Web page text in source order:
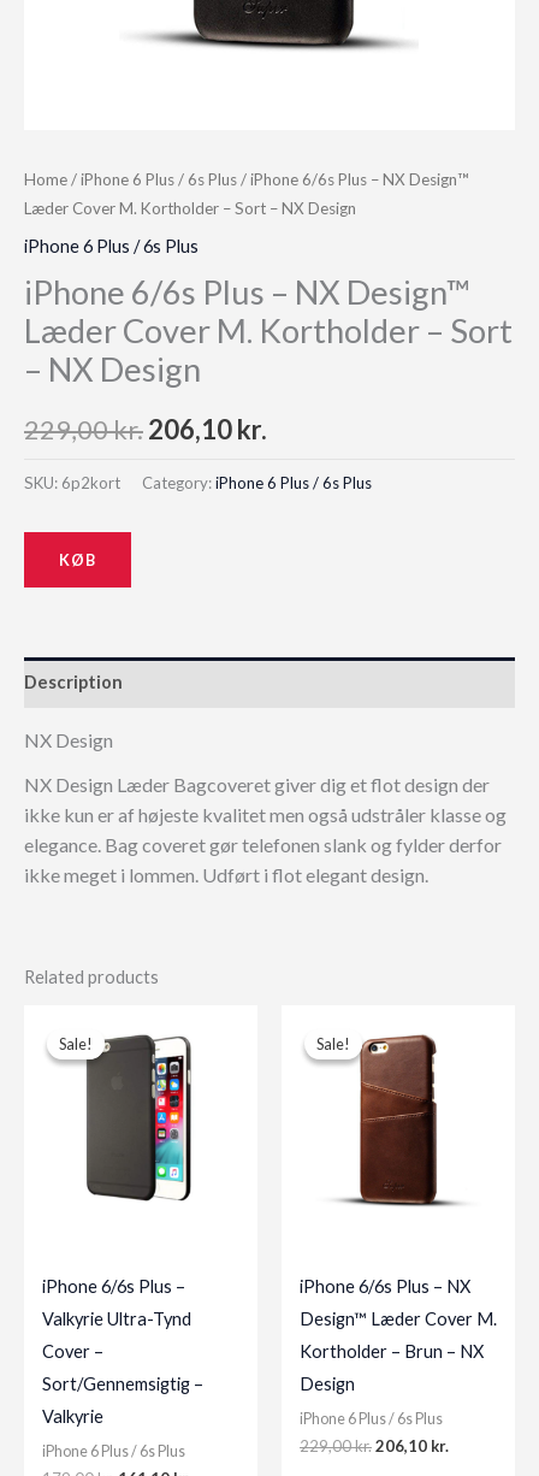
Home/iPhone 6 Plus / 6s Plus/ iPhone 6/6s Plus – NX Design™
Læder Cover M. Kortholder – Sort – NX Design
iPhone 6 Plus / 6s Plus
iPhone 6/6s Plus – NX Design™
Læder Cover M. Kortholder – Sort
– NX Design
229,00kr.Original
price
206,10kr.
price
SKU: 6p2kort Category:iPhone 6 Plus / 6s Plus
KØB
Description
NX Design
NX Design Læder Bagcoveret giver dig et flot design der
ikke kun er af højeste kvalitet men også udstråler klasse og
elegance. Bag coveret gør telefonen slank og fylder derfor
ikke meget i lommen. Udført i flot elegant design.
Related products
Sale!
Sale!
iPhone 6/6s Plus –
Valkyrie Ultra-Tynd
Cover –
Sort/Gennemsigtig –
Valkyrie
iPhone 6 Plus / 6s Plus
Sale!
Sale!
iPhone 6/6s Plus – NX
Design™ Læder Cover M.
Kortholder – Brun – NX
Design
iPhone 6 Plus / 6s Plus
229,00kr.Original
206,10 kr.